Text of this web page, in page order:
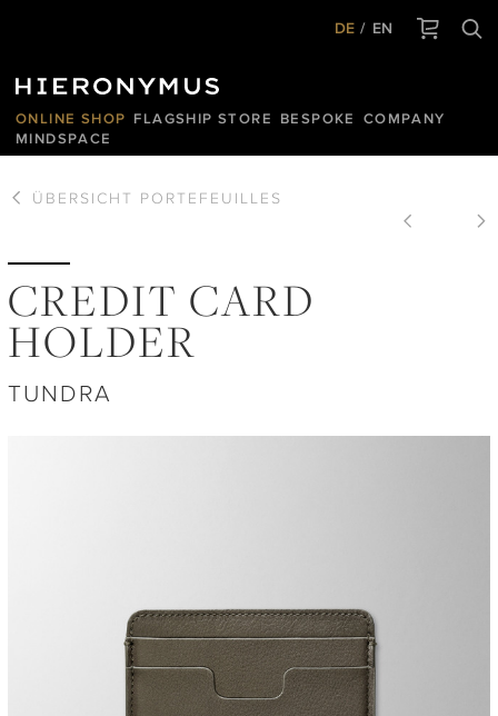
DE EN
ONLINE SHOP FLAGSHIP STORE BESPOKE
COMPANY
MINDSPACE
ÜBERSICHT PORTEFEUILLES
CREDIT CARD
HOLDER
TUNDRA